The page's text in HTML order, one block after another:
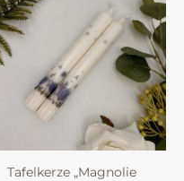
Tafelkerze „Magnolie